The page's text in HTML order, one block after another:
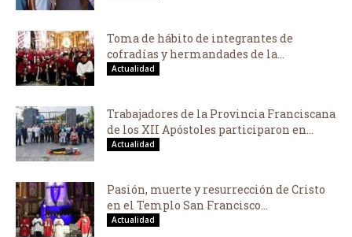
Toma de hábito de integrantes de
cofradías y hermandades de la...
Actualidad
Trabajadores de la Provincia Franciscana
de los XII Apóstoles participaron en...
Actualidad
Pasión, muerte y resurrección de Cristo
en el Templo San Francisco...
Actualidad